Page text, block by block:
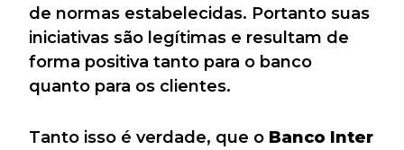
de normas estabelecidas. Portanto suas
iniciativas são legítimas e resultam de
forma positiva tanto para o banco
quanto para os clientes.
Tanto isso é verdade, que o Banco Inter